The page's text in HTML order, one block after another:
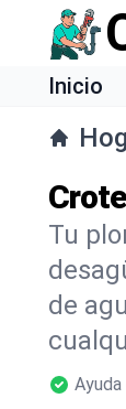
Inicio
Tu
de